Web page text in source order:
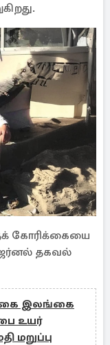
கோரிக்கையை
தகவல்
இலங்கை
உயர்
மறுப்பு